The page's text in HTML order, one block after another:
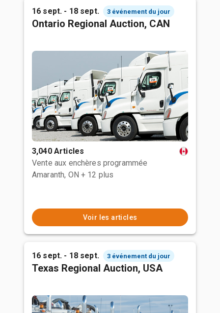
16 sept. - 18 sept. 3 événement du jour
Ontario Regional Auction, CAN
3,040 Articles
Vente aux enchères programmée
Amaranth, ON + 12 plus
Voir les articles
16 sept. - 18 sept. 3 événement du jour
Texas Regional Auction, USA